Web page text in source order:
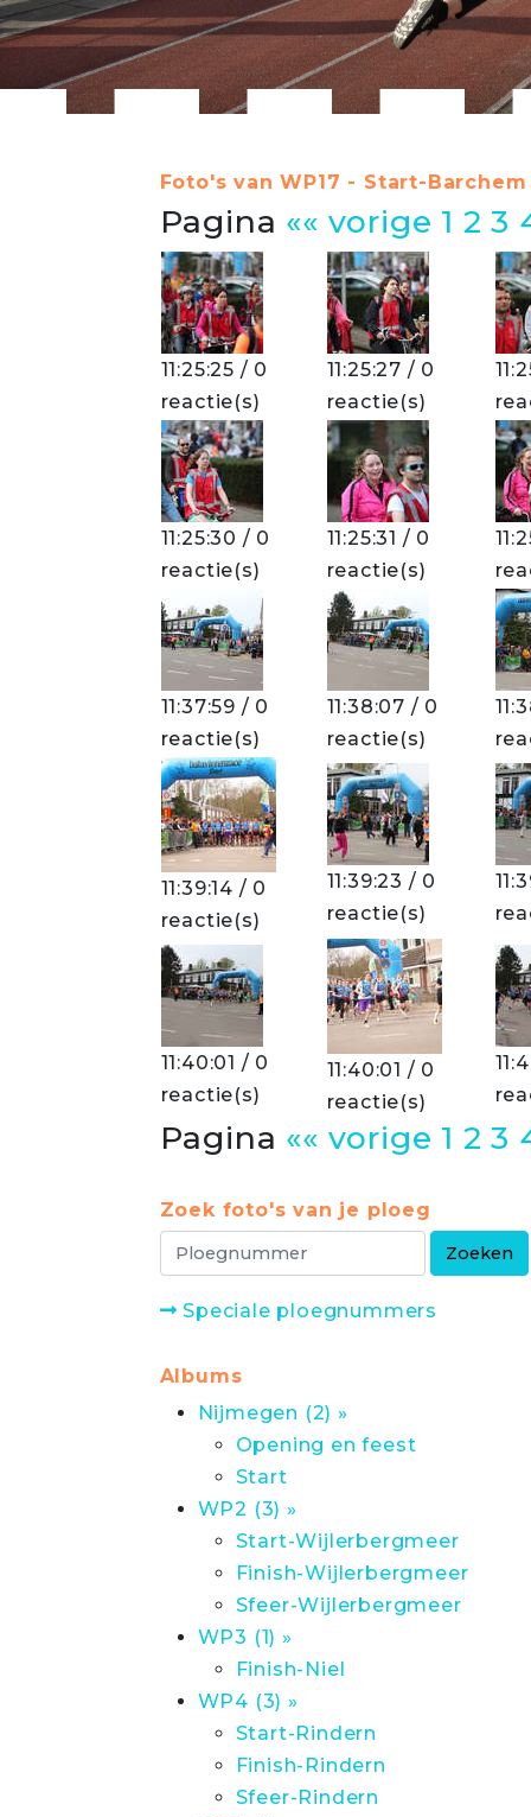
Foto's van WP17 - Start-
Pagina «« vorige 1 2 3
11:25:25 / 0
reactie(s)
11:25:27 / 0
reactie(s)
11:25:30 / 0
reactie(s)
11:25:31 / 0
reactie(s)
11:37:59 / 0
reactie(s)
11:38:07 / 0
reactie(s)
11:39:14 / 0
reactie(s)
11:39:23 / 0
reactie(s)
11:40:01 / 0
reactie(s)
11:40:01 / 0
reactie(s)
Pagina «« vorige 1 2 3
Zoek foto's van je ploeg
Speciale ploegnummers
Albums
Nijmegen (2) »
Opening en feest
Start
WP2 (3) »
Start-Wijlerbergmeer
Finish-Wijlerbergmeer
Sfeer-Wijlerbergmeer
WP3 (1) »
Finish-Niel
WP4 (3) »
Start-Rindern
Finish-Rindern
Sfeer-Rindern